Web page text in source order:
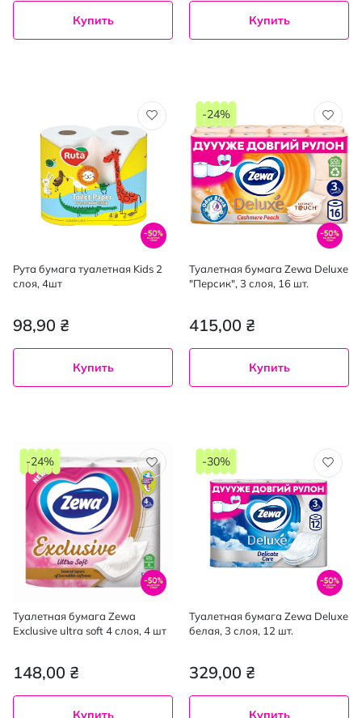
Купить Купить
Рута бумага туалетная Kids 2
слоя, 4шт
98,90 ₴
Купить
Туалетная бумага Zewa Deluxe
"Персик", 3 слоя, 16 шт.
415,00 ₴
-24%
Купить
Туалетная бумага Zewa
Exclusive ultra soft 4 слоя, 4 шт
148,00 ₴
-24%
Купить
Туалетная бумага Zewa Deluxe
белая, 3 слоя, 12 шт.
329,00 ₴
-30%
Купить